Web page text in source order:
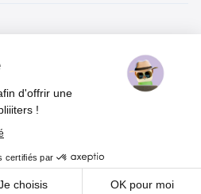
d'offrir une
!
certifiés par
choisis OK pour moi
par l’Autorité de Contrôle et de Résolution
de paiement de Lemonway (établissement de
8 rue du Sentier, 75002 Paris, agréé par l’ACPR
le numéro 16568)